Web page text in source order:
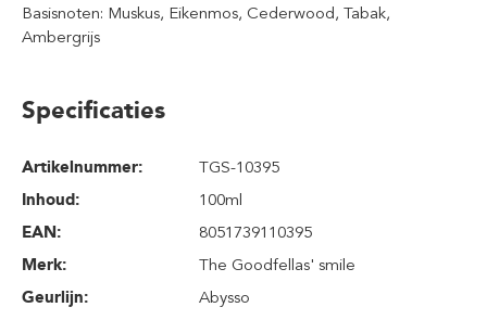
Basisnoten: Muskus, Eikenmos, Cederwood, Tabak,
Ambergrijs
Specificaties
Artikelnummer:
TGS-10395
Inhoud:
100ml
EAN:
8051739110395
Merk:
The Goodfellas' smile
Geurlijn:
Abysso